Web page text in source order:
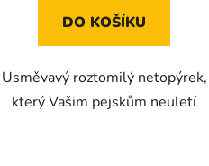
DO KOŠÍKU
Usměvavý roztomilý netopýrek,
který Vašim pejskům neuletí